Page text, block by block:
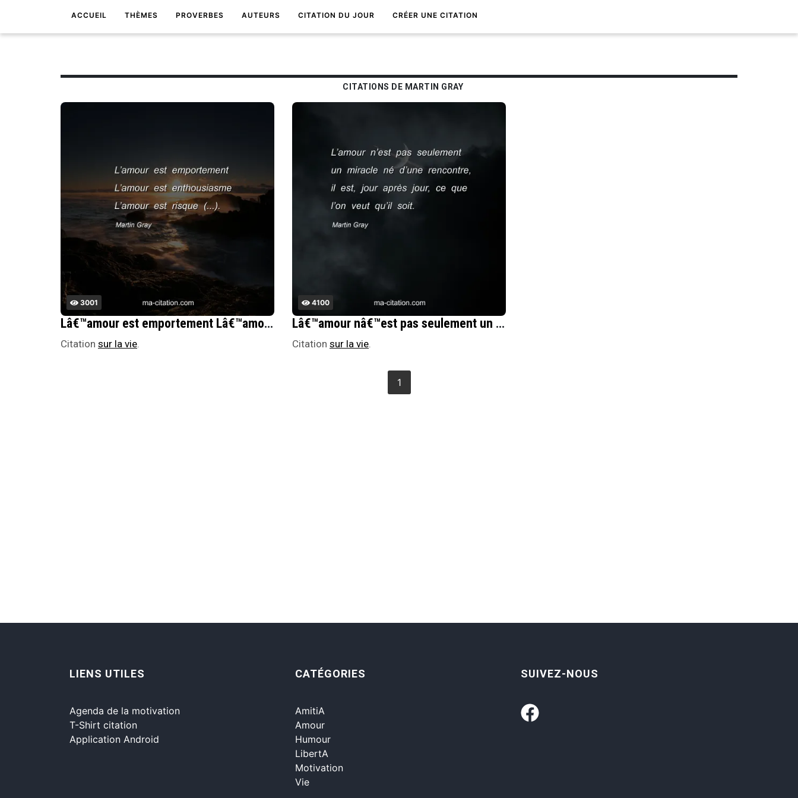
ACCUEIL THÈMES PROVERBES AUTEURS CITATION DU JOUR CRÉER UNE CITATION
CITATIONS DE MARTIN GRAY
3001
Lâ€™amour est emportement Lâ€™amour est enthousiasme Lâ€™amour est risque (...).
Citation sur la vie.
4100
Lâ€™amour nâ€™est pas seulement un miracle nÃ© dâ€™une rencontre, il est, jour aprÃ¨s jour, ce que lâ€™on veut quâ€™il soit.
Citation sur la vie.
1
LIENS UTILES
Agenda de la motivation
T-Shirt citation
Application Android
CATÉGORIES
AmitiA
Amour
Humour
LibertA
Motivation
Vie
SUIVEZ-NOUS